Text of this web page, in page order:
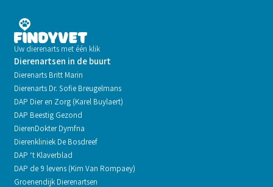
Uw dierenarts met één klik
Dierenartsen in de buurt
Dierenarts Britt Marin
Dierenarts Dr. Sofie Breugelmans
DAP Dier en Zorg (Karel Buylaert)
DAP Beestig Gezond
DierenDokter Dymfna
Dierenkliniek De Bosdreef
DAP ‘t Klaverblad
DAP de 9 levens (Kim Van Rompaey)
Groenendijk Dierenartsen